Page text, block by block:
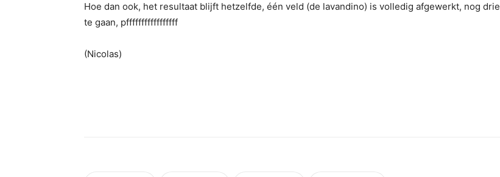
Hoe dan ook, het resultaat blijft hetzelfde, één veld (de lavandino) is volledig afgewerkt, nog drie
te gaan, pfffffffffffffffff
(Nicolas)